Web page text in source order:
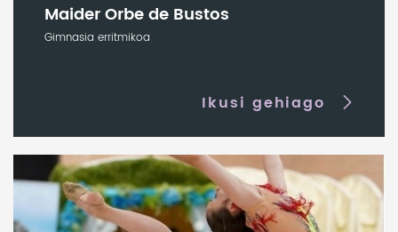
Maider Orbe de Bustos
Gimnasia erritmikoa
Ikusi gehiago